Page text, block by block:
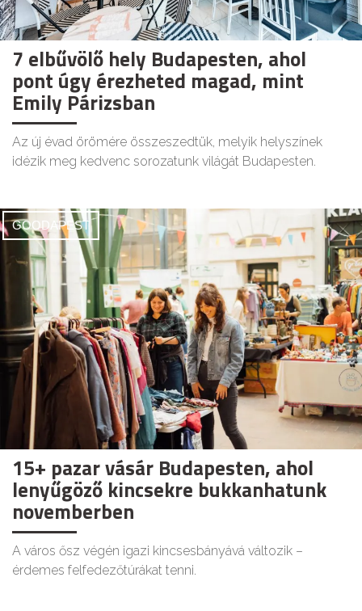
7 elbűvölő hely Budapesten, ahol
pont úgy érezheted magad, mint
Emily Párizsban
Az új évad örömére összeszedtük, melyik helyszínek
idézik meg kedvenc sorozatunk világát Budapesten.
GOODAPEST
15+ pazar vásár Budapesten, ahol
lenyűgöző kincsekre bukkanhatunk
novemberben
A város ősz végén igazi kincsesbányává változik –
érdemes felfedezőtúrákat tenni.